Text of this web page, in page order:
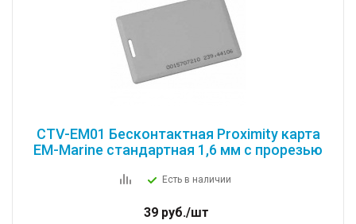
CTV-EM01 Бесконтактная Proximity карта
EM-Marine стандартная 1,6 мм с прорезью
Есть в наличии
39 руб./шт